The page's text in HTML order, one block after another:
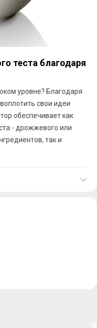
теста благодаря
уровне? Благодаря
свои идеи
обеспечивает как
- дрожжевого или
так и